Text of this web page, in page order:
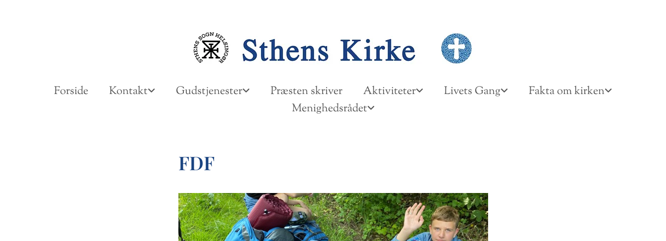
Forside Kontakt Gudstjenester Præsten skriver Aktiviteter Livets Gang
Fakta om kirken
Menighedsrådet
FDF